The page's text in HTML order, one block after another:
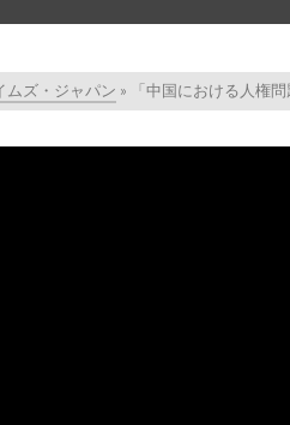
ムズ・ジャパン » 「中国における人権